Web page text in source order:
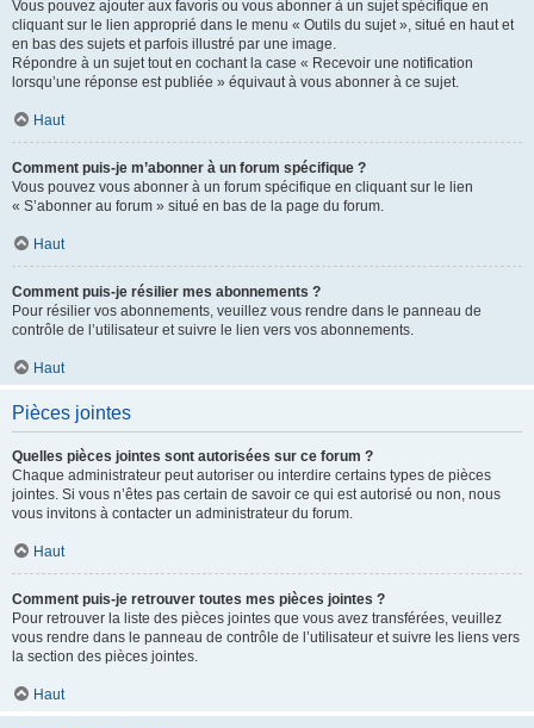
Vous pouvez ajouter aux favoris ou vous abonner à un sujet spécifique en
cliquant sur le lien approprié dans le menu « Outils du sujet », situé en haut et
en bas des sujets et parfois illustré par une image.
Répondre à un sujet tout en cochant la case « Recevoir une notification
lorsqu’une réponse est publiée » équivaut à vous abonner à ce sujet.
Haut
Comment puis-je m’abonner à un forum spécifique ?
Vous pouvez vous abonner à un forum spécifique en cliquant sur le lien
« S’abonner au forum » situé en bas de la page du forum.
Haut
Comment puis-je résilier mes abonnements ?
Pour résilier vos abonnements, veuillez vous rendre dans le panneau de
contrôle de l’utilisateur et suivre le lien vers vos abonnements.
Haut
Pièces jointes
Quelles pièces jointes sont autorisées sur ce forum ?
Chaque administrateur peut autoriser ou interdire certains types de pièces
jointes. Si vous n’êtes pas certain de savoir ce qui est autorisé ou non, nous
vous invitons à contacter un administrateur du forum.
Haut
Comment puis-je retrouver toutes mes pièces jointes ?
Pour retrouver la liste des pièces jointes que vous avez transférées, veuillez
vous rendre dans le panneau de contrôle de l’utilisateur et suivre les liens vers
la section des pièces jointes.
Haut